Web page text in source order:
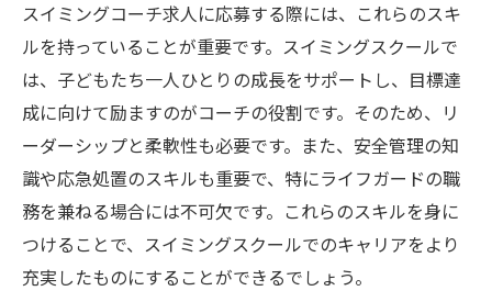
ライフガードが習得すべき専門スキル
実践的なスキルを磨くライフガードのトレ
ーニング
ライフガードの日常業務で学ぶこと
スイミングスクールでのライフガードの役
割
スキルアップを狙うライフガードのキャリ
ア形成
スイミングコーチ求人に応募する際には、これらのスキ
ルを持っていることが重要です。スイミングスクールで
は、子どもたち一人ひとりの成長をサポートし、目標達
成に向けて励ますのがコーチの役割です。そのため、リ
ーダーシップと柔軟性も必要です。また、安全管理の知
識や応急処置のスキルも重要で、特にライフガードの職
務を兼ねる場合には不可欠です。これらのスキルを身に
つけることで、スイミングスクールでのキャリアをより
充実したものにすることができるでしょう。